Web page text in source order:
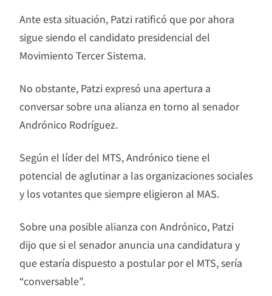
Ante esta situación, Patzi ratificó que por ahora
sigue siendo el candidato presidencial del
Movimiento Tercer Sistema.
No obstante, Patzi expresó una apertura a
conversar sobre una alianza en torno al senador
Andrónico Rodríguez.
Según el líder del MTS, Andrónico tiene el
potencial de aglutinar a las organizaciones sociales
y los votantes que siempre eligieron al MAS.
Sobre una posible alianza con Andrónico, Patzi
dijo que si el senador anuncia una candidatura y
que estaría dispuesto a postular por el MTS, sería
“conversable”.